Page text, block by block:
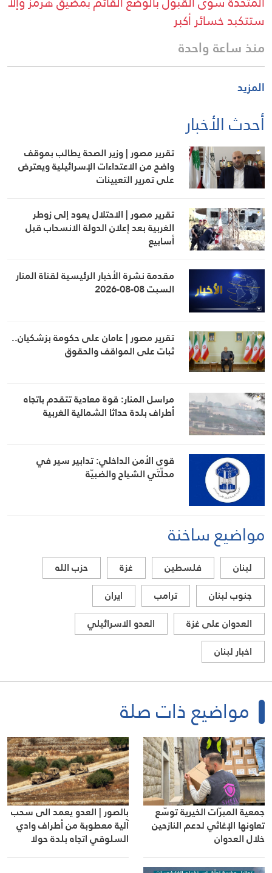
ستتكبد خسائر أكبر
منذ ساعة واحدة
المزيد
أحدث الأخبار
تقرير مصور | وزير الصحة يطالب بموقف
واضح من الاعتداءات الإسرائيلية ويعترض
على تمرير التعيينات
تقرير مصور | الاحتلال يعود إلى زوطر
الغربية بعد إعلان الدولة الانسحاب قبل
أسابيع
مقدمة نشرة الأخبار الرئيسية لقناة المنار
السبت 08-08-2026
تقرير مصور | عامان على حكومة بزشكيان..
ثبات على المواقف والحقوق
مراسل المنار: قوة معادية تتقدم باتجاه
أطراف بلدة حداثا الشمالية الغربية
قوى الأمن الداخلي: تدابير سير في
محلّتَي الشياح والضبيّة
مواضيع ساخنة
لبنان فلسطين غزة
حزب الله
جنوب لبنان
ترامب
ايران
العدوان على غزة
العدو الاسرائيلي
اخبار لبنان
مواضيع ذات صلة
جمعية المبرّات الخيرية توسّع
تعاونها الإغاثي لدعم النازحين
خلال العدوان
بالصور | العدو يعمد الى سحب
آلية معطوبة من أطراف وادي
السلوقي اتجاه بلدة حولا